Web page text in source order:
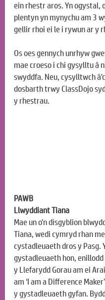
ein rhestr aros. Yn ogystal,
plentyn yn mynychu am 3
gellir rhoi ei le i rywun ar y
Os oes gennych unrhyw
mae croeso i chi gysylltu â
swyddfa. Neu, cysylltwch
dosbarth trwy ClassDojo
y rhestrau.
PAWB
Llwyddiant Tiana
Mae un o’n disgyblion
Tiana, wedi cymryd rhan
cystadleuaeth dros y Pasg.
gystadleuaeth hon,
y Llefarydd Gorau am ei
am ‘I am a Difference
y gystadleuaeth gyfan.